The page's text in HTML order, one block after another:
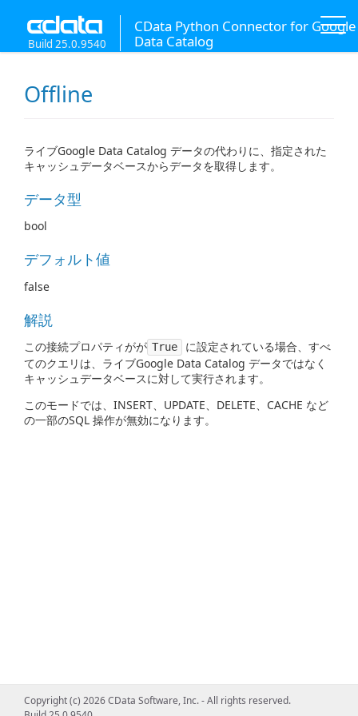
CData Python Connector for Google
Data Catalog
Build 25.0.9540
Offline
ライブGoogle Data Catalog データの代わりに、指定された
キャッシュデータベースからデータを取得します。
データ型
bool
デフォルト値
false
解説
この接続プロパティがが True
に設定されている場合、すべ
てのクエリは、ライブGoogle Data Catalog データではなく
キャッシュデータベースに対して実行されます。
このモードでは、INSERT、UPDATE、DELETE、CACHE など
の一部のSQL 操作が無効になります。
Copyright (c) 2026 CData Software, Inc. - All rights reserved.